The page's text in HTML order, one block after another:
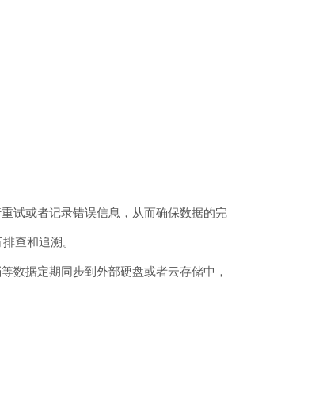
试或者记录错误信息，从而确保数据的完
查和追溯。
数据定期同步到外部硬盘或者云存储中，